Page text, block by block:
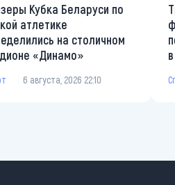
Кубка Беларуси по
атлетике
на столичном
«Динамо»
6 августа, 2026 22:10